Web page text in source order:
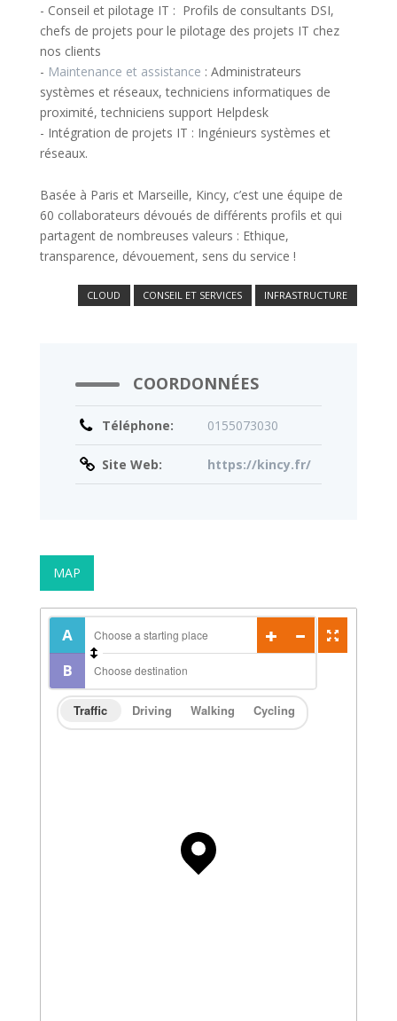
- Conseil et pilotage IT : Profils de consultants DSI,
chefs de projets pour le pilotage des projets IT chez
nos clients
- Maintenance et assistance : Administrateurs
systèmes et réseaux, techniciens informatiques de
proximité, techniciens support Helpdesk
- Intégration de projets IT : Ingénieurs systèmes et
réseaux.
Basée à Paris et Marseille, Kincy, c’est une équipe de
60 collaborateurs dévoués de différents profils et qui
partagent de nombreuses valeurs : Ethique,
transparence, dévouement, sens du service !
CLOUD CONSEIL ET SERVICES INFRASTRUCTURE
COORDONNÉES
Téléphone: 0155073030
Site Web: https://kincy.fr/
MAP
Traffic Driving Walking Cycling